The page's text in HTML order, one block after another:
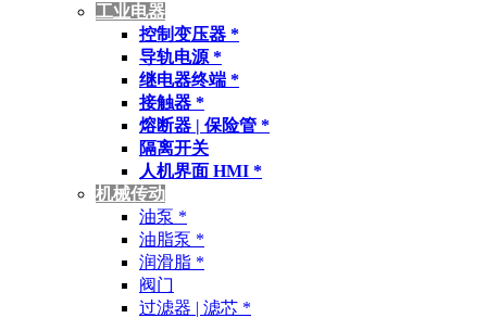
工业电器
控制变压器 *
导轨电源 *
继电器终端 *
接触器 *
熔断器 | 保险管 *
隔离开关
人机界面 HMI *
机械传动
油泵 *
油脂泵 *
润滑脂 *
阀门
过滤器 | 滤芯 *